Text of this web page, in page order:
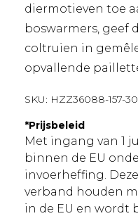
diermotieven toe
boswarmers, geef
coltruien in
opvallende
SKU: HZZ36088-157-30
*Prijsbeleid
Met ingang van 1
binnen de EU
invoerheffing.
verband houden
in de EU en wordt